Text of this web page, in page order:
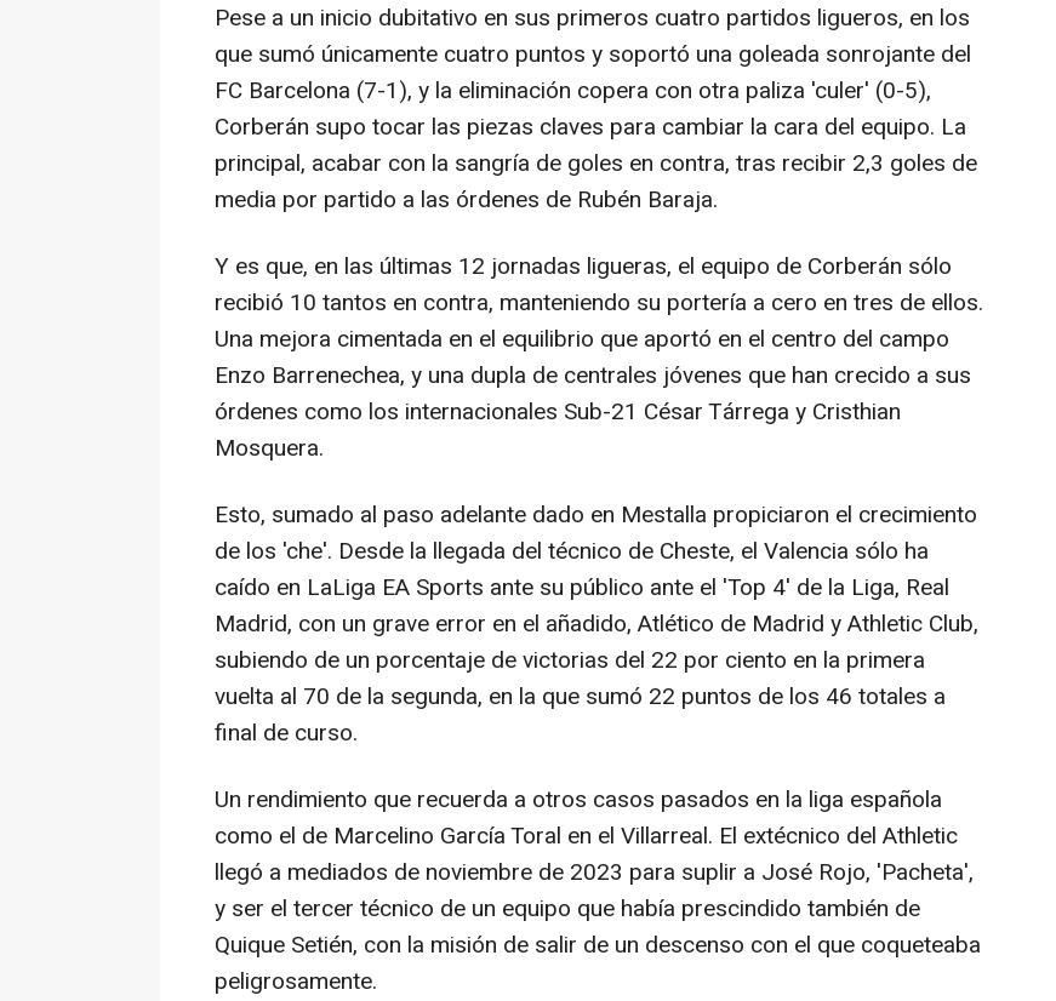
Pese a un inicio dubitativo en sus primeros cuatro partidos ligueros, en los
que sumó únicamente cuatro puntos y soportó una goleada sonrojante del
FC Barcelona (7-1), y la eliminación copera con otra paliza 'culer' (0-5),
Corberán supo tocar las piezas claves para cambiar la cara del equipo. La
principal, acabar con la sangría de goles en contra, tras recibir 2,3 goles de
media por partido a las órdenes de Rubén Baraja.
Y es que, en las últimas 12 jornadas ligueras, el equipo de Corberán sólo
recibió 10 tantos en contra, manteniendo su portería a cero en tres de ellos.
Una mejora cimentada en el equilibrio que aportó en el centro del campo
Enzo Barrenechea, y una dupla de centrales jóvenes que han crecido a sus
órdenes como los internacionales Sub-21 César Tárrega y Cristhian
Mosquera.
Esto, sumado al paso adelante dado en Mestalla propiciaron el crecimiento
de los 'che'. Desde la llegada del técnico de Cheste, el Valencia sólo ha
caído en LaLiga EA Sports ante su público ante el 'Top 4' de la Liga, Real
Madrid, con un grave error en el añadido, Atlético de Madrid y Athletic Club,
subiendo de un porcentaje de victorias del 22 por ciento en la primera
vuelta al 70 de la segunda, en la que sumó 22 puntos de los 46 totales a
final de curso.
Un rendimiento que recuerda a otros casos pasados en la liga española
como el de Marcelino García Toral en el Villarreal. El extécnico del Athletic
llegó a mediados de noviembre de 2023 para suplir a José Rojo, 'Pacheta',
y ser el tercer técnico de un equipo que había prescindido también de
Quique Setién, con la misión de salir de un descenso con el que coqueteaba
peligrosamente.